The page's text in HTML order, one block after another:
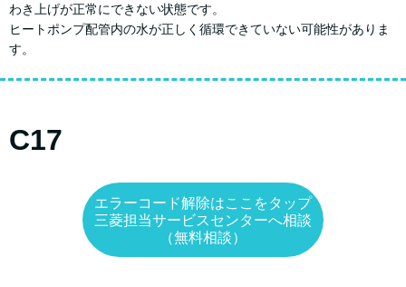
わき上げが正常にできない状態です。
ヒートポンプ配管内の水が正しく循環できていない可能性がありま
す。
C17
エラーコード解除はここをタップ
三菱担当サービスセンターへ相談
（無料相談）